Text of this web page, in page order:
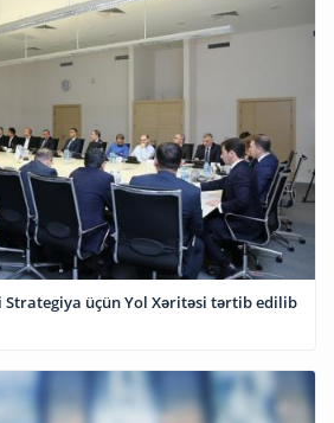
üçün Yol Xəritəsi tərtib edilib